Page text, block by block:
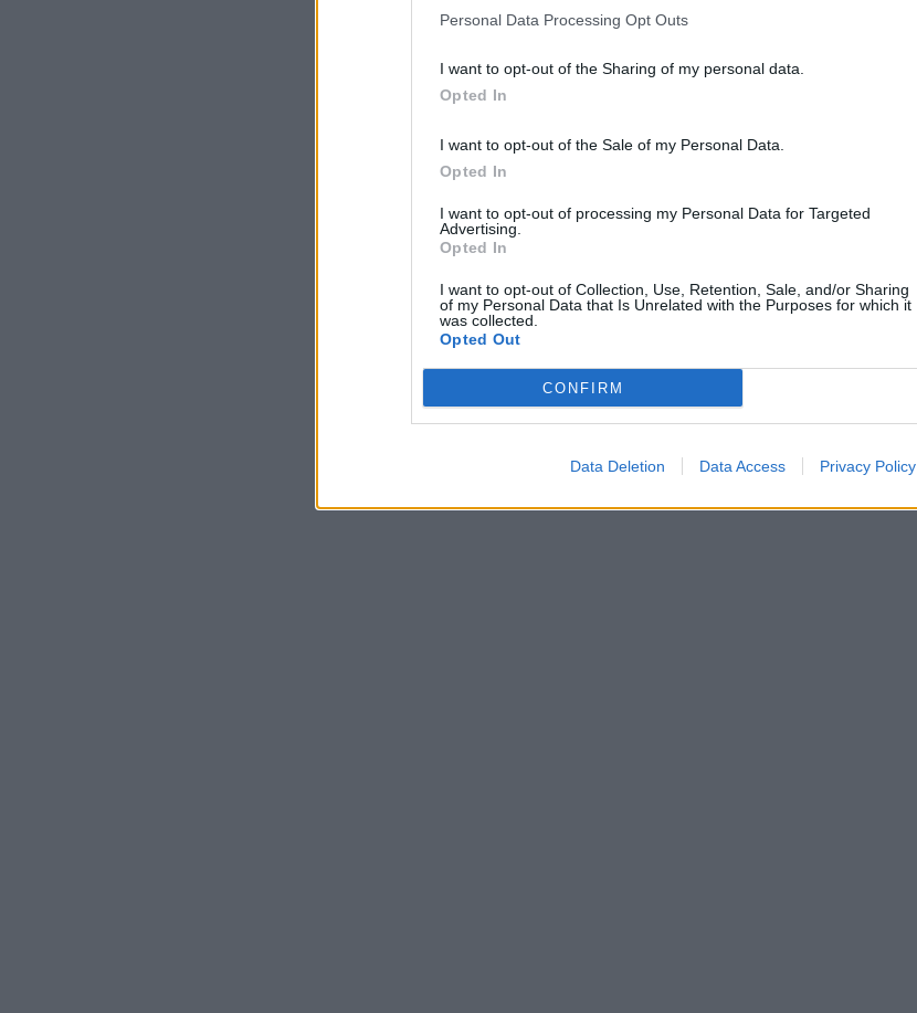
Personal Data Processing Opt Outs
I want to opt-out of the Sharing of my personal data.
Opted In
I want to opt-out of the Sale of my Personal Data.
Opted In
I want to opt-out of processing my Personal Data for Targeted
Advertising.
Opted In
I want to opt-out of Collection, Use, Retention, Sale, and/or Sharing
of my Personal Data that Is Unrelated with the Purposes for which it
was collected.
Opted Out
CONFIRM
Data Deletion Data Access Privacy Policy